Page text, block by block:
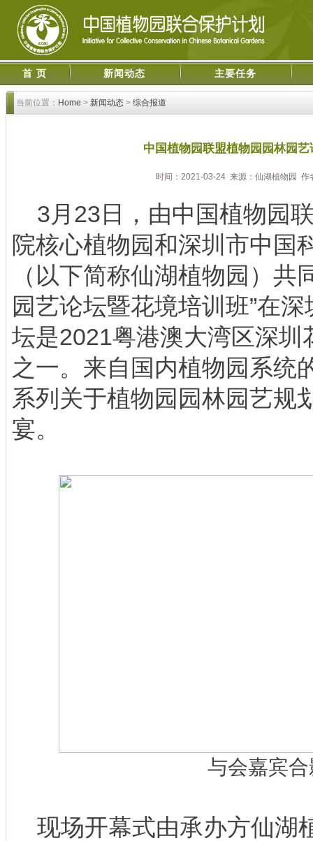
首 页 新闻动态 主要任务
当前位置： Home > 新闻动态 > 综合报道
中国植物园联盟植物园园林园
时间：2021-03-24 来源：仙湖植物园 作
3月23日，由中国植物园
院核心植物园和深圳市中国
（以下简称仙湖植物园）共
园艺论坛暨花境培训班”在
坛是2021粤港澳大湾区深圳
之一。来自国内植物园系统
系列关于植物园园林园艺规
宴。
与会嘉宾
现场开幕式由承办方仙湖